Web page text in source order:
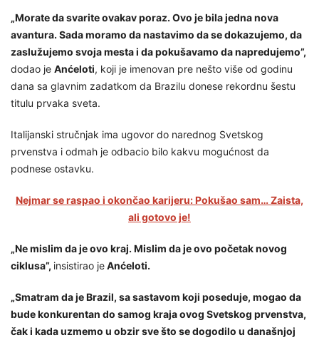
„Morate da svarite ovakav poraz. Ovo je bila jedna nova
avantura. Sada moramo da nastavimo da se dokazujemo, da
zaslužujemo svoja mesta i da pokušavamo da napredujemo”,
dodao je Anćeloti, koji je imenovan pre nešto više od godinu
dana sa glavnim zadatkom da Brazilu donese rekordnu šestu
titulu prvaka sveta.
Italijanski stručnjak ima ugovor do narednog Svetskog
prvenstva i odmah je odbacio bilo kakvu mogućnost da
podnese ostavku.
Nejmar se raspao i okončao karijeru: Pokušao sam… Zaista,
ali gotovo je!
„Ne mislim da je ovo kraj. Mislim da je ovo početak novog
ciklusa”, insistirao jeAnćeloti.
„Smatram da je Brazil, sa sastavom koji poseduje, mogao da
bude konkurentan do samog kraja ovog Svetskog prvenstva,
čak i kada uzmemo u obzir sve što se dogodilo u današnjoj